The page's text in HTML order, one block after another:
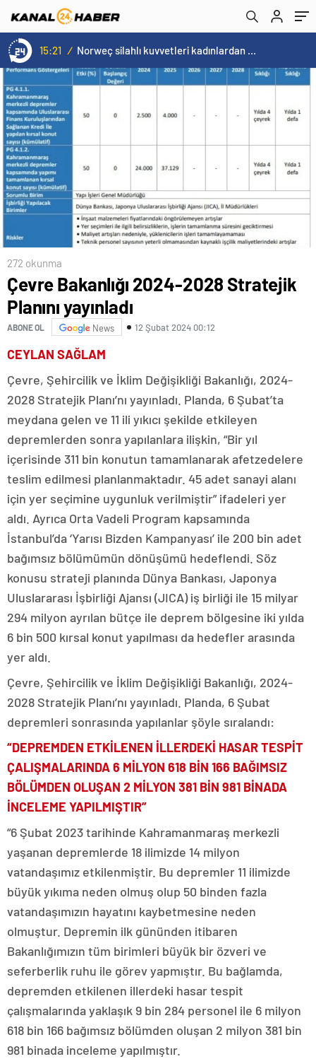
15:21 / Norweç silahlı kuvvetleri kadınlardan oluşan özel kuvvetler eğitimlerini başlattı.
272 okunma
Çevre Bakanlığı 2024-2028 Stratejik
Planını yayınladı
ABONE OL News 12 Şubat 2024 00:12
CEYLAN SAĞLAM
Çevre, Şehircilik ve İklim Değişikliği Bakanlığı, 2024-
2028 Stratejik Planı’nı yayınladı. Planda, 6 Şubat’ta
meydana gelen ve 11 ili yıkıcı şekilde etkileyen
depremlerden sonra yapılanlara ilişkin, “Bir yıl
içerisinde 311 bin konutun tamamlanarak afetzedelere
teslim edilmesi planlanmaktadır. 45 adet sanayi alanı
için yer seçimine uygunluk verilmiştir” ifadeleri yer
aldı. Ayrıca Orta Vadeli Program kapsamında
İstanbul’da ‘Yarısı Bizden Kampanyası’ ile 200 bin adet
bağımsız bölümümün dönüşümü hedeflendi. Söz
konusu strateji planında Dünya Bankası, Japonya
Uluslararası İşbirliği Ajansı (JICA) iş birliği ile 15 milyar
294 milyon ayrılan bütçe ile deprem bölgesine iki yılda
6 bin 500 kırsal konut yapılması da hedefler arasında
yer aldı.
Çevre, Şehircilik ve İklim Değişikliği Bakanlığı, 2024-
2028 Stratejik Planı’nı yayınladı. Planda, 6 Şubat
depremleri sonrasında yapılanlar şöyle sıralandı:
“DEPREMDEN ETKİLENEN İLLERDEKİ HASAR TESPİT
ÇALIŞMALARINDA 6 MİLYON 618 BİN 166 BAĞIMSIZ
BÖLÜMDEN OLUŞAN 2 MİLYON 381 BİN 981 BİNADA
İNCELEME YAPILMIŞTIR”
“6 Şubat 2023 tarihinde Kahramanmaraş merkezli
yaşanan depremlerde 18 ilimizde 14 milyon
vatandaşımız etkilenmiştir. Bu depremler 11 ilimizde
büyük yıkıma neden olmuş olup 50 binden fazla
vatandaşımızın hayatını kaybetmesine neden
olmuştur. Depremin ilk gününden itibaren
Bakanlığımızın tüm birimleri büyük bir özveri ve
seferberlik ruhu ile görev yapmıştır. Bu bağlamda,
depremden etkilenen illerdeki hasar tespit
çalışmalarında yaklaşık 9 bin 284 personel ile 6 milyon
618 bin 166 bağımsız bölümden oluşan 2 milyon 381 bin
981 binada inceleme yapılmıştır.